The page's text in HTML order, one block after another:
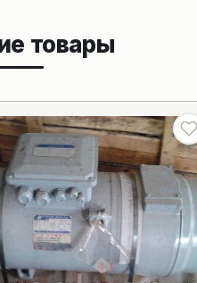
товары